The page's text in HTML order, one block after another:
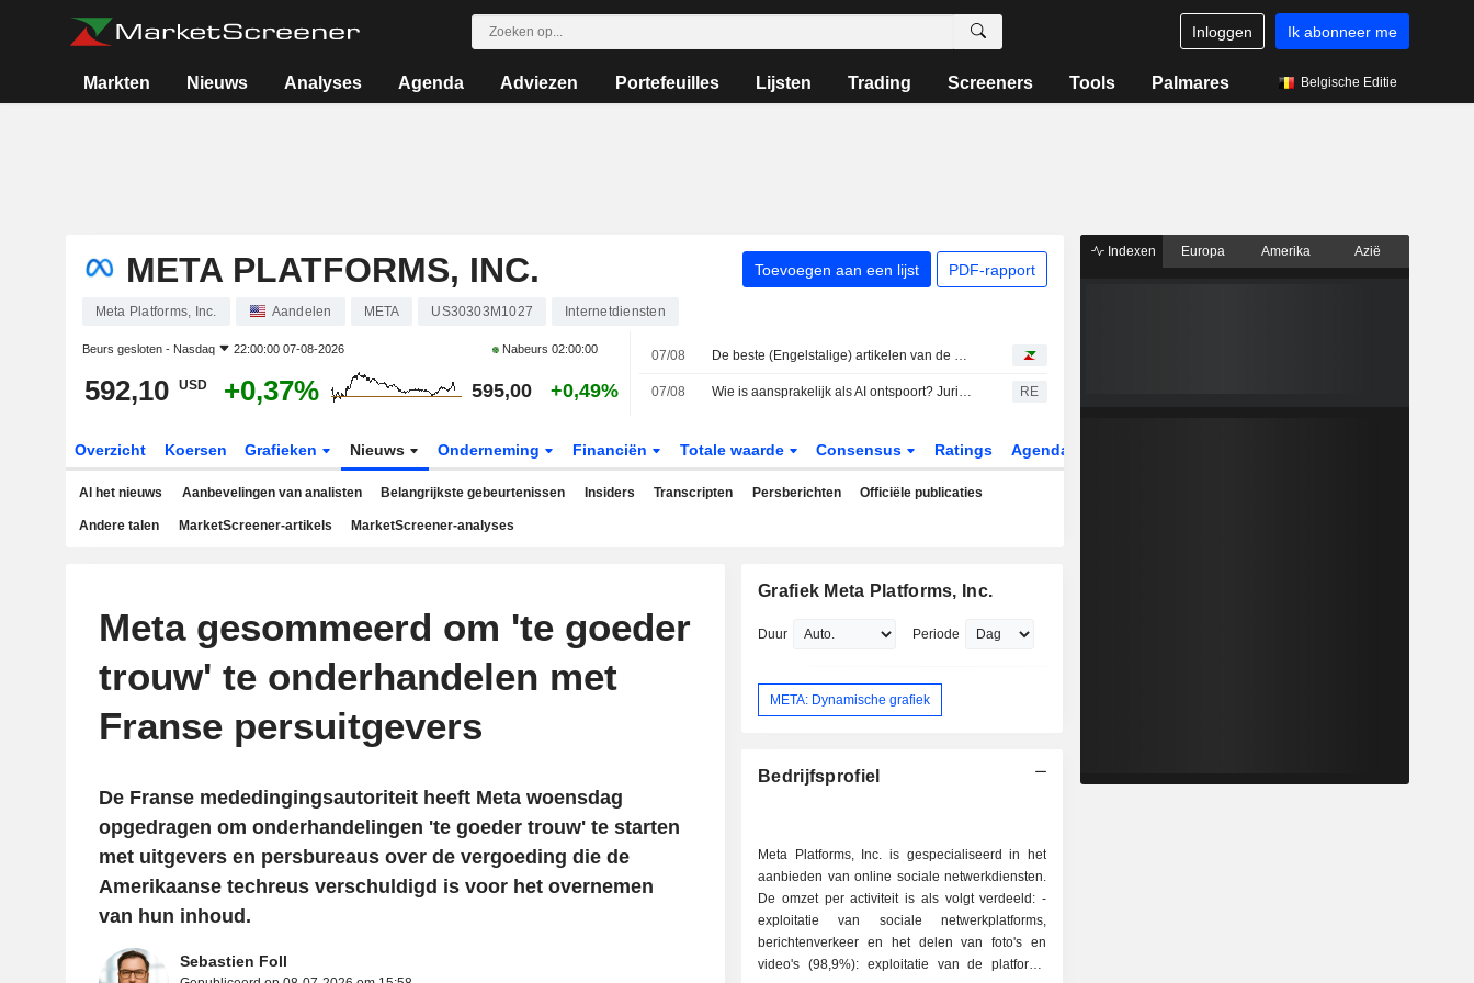
Inloggen Ik abonneer me
Markten Nieuws Analyses Agenda Adviezen Portefeuilles Lijsten Trading Screeners Tools Palmares Belgische Editie
META PLATFORMS, INC. Toevoegen aan een lijst PDF-rapport
Meta Platforms, Inc. Aandelen META US30303M1027 Internetdiensten
Beurs gesloten - Nasdaq 22:00:00 07-08-2026 Nabeurs 02:00:00
592,10 USD +0,37% 595,00 +0,49%
07/08 De beste (Engelstalige) artikelen van de week: een beetje voetbal, veel AI en een snufje complotdenken
07/08 Wie is aansprakelijk als AI ontspoort? Juristen zien nieuwe risico's RE
Overzicht Koersen Grafieken Nieuws Onderneming Financiën Totale waarde Consensus Ratings Agenda
Al het nieuws Aanbevelingen van analisten Belangrijkste gebeurtenissen Insiders Transcripten Persberichten Officiële publicaties
Andere talen MarketScreener-artikels MarketScreener-analyses
Meta gesommeerd om 'te goeder
trouw' te onderhandelen met
Franse persuitgevers
De Franse mededingingsautoriteit heeft Meta woensdag
opgedragen om onderhandelingen 'te goeder trouw' te starten
met uitgevers en persbureaus over de vergoeding die de
Amerikaanse techreus verschuldigd is voor het overnemen
van hun inhoud.
Sebastien Foll
Grafiek Meta Platforms, Inc.
Duur Periode
META: Dynamische grafiek
Bedrijfsprofiel
Meta Platforms, Inc. is gespecialiseerd in het
aanbieden van online sociale netwerkdiensten.
De omzet per activiteit is als volgt verdeeld: -
exploitatie van sociale netwerkplatforms,
berichtenverkeer en het delen van foto's en
video's (98,9%): exploitatie van de platforms
Indexen Europa Amerika Azië